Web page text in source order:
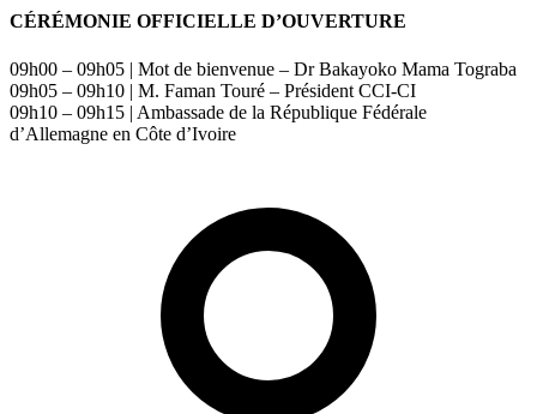
CÉRÉMONIE OFFICIELLE D’OUVERTURE
09h00 – 09h05 | Mot de bienvenue – Dr Bakayoko Mama Tograba
09h05 – 09h10 | M. Faman Touré – Président CCI-CI
09h10 – 09h15 | Ambassade de la République Fédérale
d’Allemagne en Côte d’Ivoire